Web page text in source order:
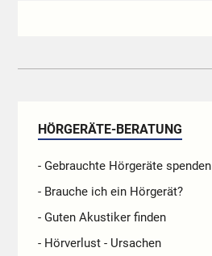
HÖRGERÄTE-BERATUNG
- Gebrauchte Hörgeräte spenden
- Brauche ich ein Hörgerät?
- Guten Akustiker finden
- Hörverlust - Ursachen